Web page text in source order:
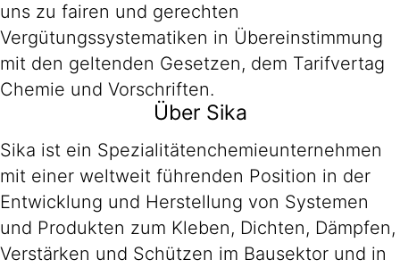
uns zu fairen und gerechten
Vergütungssystematiken in Übereinstimmung
mit den geltenden Gesetzen, dem Tarifvertag
Chemie und Vorschriften.
Über Sika
Sika ist ein Spezialitätenchemieunternehmen
mit einer weltweit führenden Position in der
Entwicklung und Herstellung von Systemen
und Produkten zum Kleben, Dichten, Dämpfen,
Verstärken und Schützen im Bausektor und in